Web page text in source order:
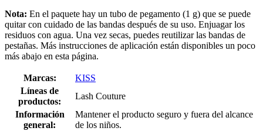
Nota: En el paquete hay un tubo de pegamento (1 g) que se puede
quitar con cuidado de las bandas después de su uso. Enjuagar los
residuos con agua. Una vez secas, puedes reutilizar las bandas de
pestañas. Más instrucciones de aplicación están disponibles un poco
más abajo en esta página.
Marcas:
KISS
Líneas de
productos:
Lash Couture
Información
general:
Mantener el producto seguro y fuera del alcance
de los niños.